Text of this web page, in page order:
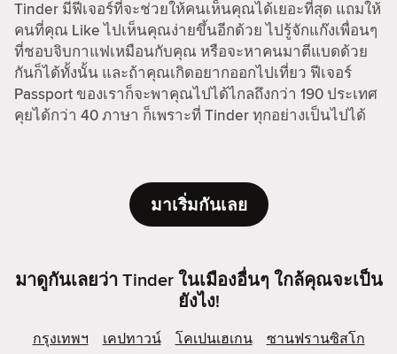
Tinder มีฟีเจอร์ที่จะช่วยให้คนเห็นคุณได้เยอะที่สุด แถมให้
คนที่คุณ Like ไปเห็นคุณง่ายขึ้นอีกด้วย ไปรู้จักแก๊งเพื่อนๆ
ที่ชอบจิบกาแฟเหมือนกับคุณ หรือจะหาคนมาตีแบดด้วย
กันก็ได้ทั้งนั้น และถ้าคุณเกิดอยากออกไปเที่ยว ฟีเจอร์
Passport ของเราก็จะพาคุณไปได้ไกลถึงกว่า 190 ประเทศ
คุยได้กว่า 40 ภาษา ก็เพราะที่ Tinder ทุกอย่างเป็นไปได้
มาเริ่มกันเลย
มาดูกันเลยว่า Tinder ในเมืองอื่นๆ ใกล้คุณจะเป็น
ยังไง!
กรุงเทพฯ เคปทาวน์ โคเปนเฮเกน
ซานฟรานซิสโก